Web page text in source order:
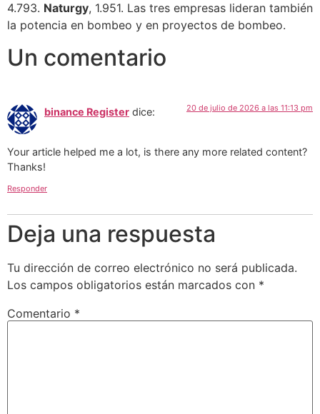
4.793. Naturgy, 1.951. Las tres empresas lideran también
la potencia en bombeo y en proyectos de bombeo.
Un comentario
binance Register dice: 20 de julio de 2026 a las 11:13 pm
Your article helped me a lot, is there any more related content?
Thanks!
Responder
Deja una respuesta
Tu dirección de correo electrónico no será publicada.
Los campos obligatorios están marcados con *
Comentario *